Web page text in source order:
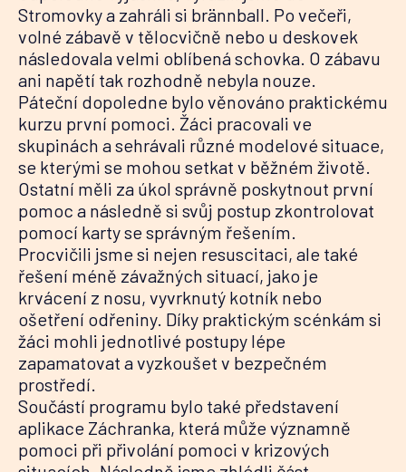
Stromovky a zahráli si brännball. Po večeři,
volné zábavě v tělocvičně nebo u deskovek
následovala velmi oblíbená schovka. O zábavu
ani napětí tak rozhodně nebyla nouze.
Páteční dopoledne bylo věnováno praktickému
kurzu první pomoci. Žáci pracovali ve
skupinách a sehrávali různé modelové situace,
se kterými se mohou setkat v běžném životě.
Ostatní měli za úkol správně poskytnout první
pomoc a následně si svůj postup zkontrolovat
pomocí karty se správným řešením.
Procvičili jsme si nejen resuscitaci, ale také
řešení méně závažných situací, jako je
krvácení z nosu, vyvrknutý kotník nebo
ošetření odřeniny. Díky praktickým scénkám si
žáci mohli jednotlivé postupy lépe
zapamatovat a vyzkoušet v bezpečném
prostředí.
Součástí programu bylo také představení
aplikace Záchranka, která může významně
pomoci při přivolání pomoci v krizových